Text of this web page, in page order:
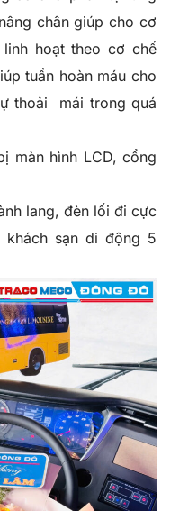
chân giúp cho cơ
hoạt theo cơ chế
tuần hoàn máu cho
thoải mái trong quá
màn hình LCD, cổng
lang, đèn lối đi cực
sạn di động 5